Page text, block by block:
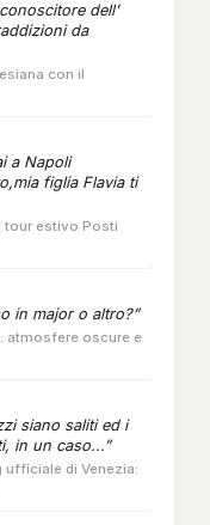
dell'
da
con il
a Napoli
figlia Flavia ti
tour estivo Posti
in major o altro?”
atmosfere oscure e
siano saliti ed i
in un caso...”
di Venezia: